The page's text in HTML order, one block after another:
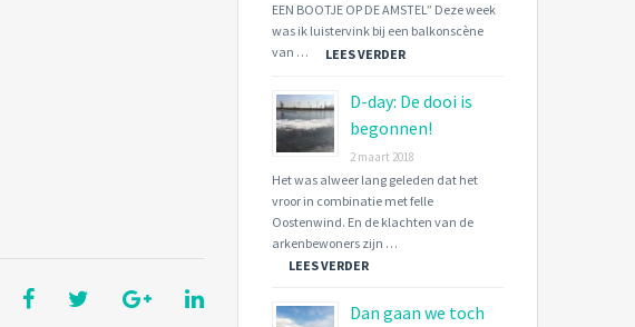
EEN BOOTJE OP DE AMSTEL” Deze week
was ik luistervink bij een balkonscène
van …
LEES VERDER
D-day: De dooi is
begonnen!
2 maart 2018
Het was alweer lang geleden dat het
vroor in combinatie met felle
Oostenwind. En de klachten van de
arkenbewoners zijn …
LEES VERDER
Dan gaan we toch